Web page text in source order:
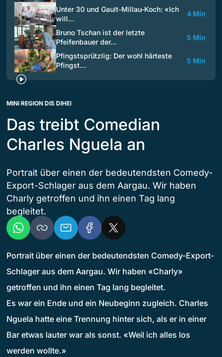
Unter 30 und Gault-Millau-Koch: «Ich
will…
4 Min
Bruno Tschan ist der letzte
Pfeifenbauer der…
5 Min
Pfingstsprützlig: Der wohl härteste
Pfingst…
5 Min
MINI REGION DIS DIHEI
Das treibt Comedian
Charles Nguela an
Portrait über einen der bedeutendsten Comedy-
Export-Schlager aus dem Aargau. Wir haben
Charly getroffen und ihn einen Tag lang
begleitet.
Portrait über einen der bedeutendsten Comedy-Export-
Schlager aus dem Aargau. Wir haben «Charly»
getroffen und ihn einen Tag lang begleitet.
Es war ein Ende und ein Neubeginn zugleich. Charles
Nguela hatte eine Trennung hinter sich, als er in einer
Bar etwas lauter war als sonst. «Weil ich alles los
werden wollte.»